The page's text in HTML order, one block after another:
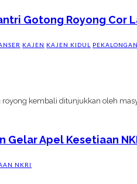
Gotong Royong Cor
KAJEN KAJEN KIDUL PEKALONGAN
kembali ditunjukkan oleh
Gelar Apel Kesetiaan
NKRI